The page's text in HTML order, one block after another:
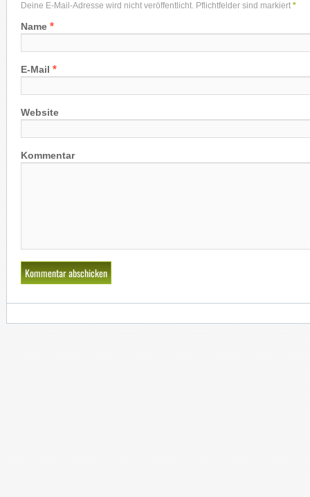
Deine E-Mail-Adresse wird nicht veröffentlicht. Pflichtfelder sind markiert *
Name *
E-Mail *
Website
Kommentar